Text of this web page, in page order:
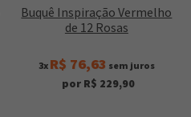
Buquê Inspiração Vermelho
de 12 Rosas
3x R$ 76,63 sem juros
por R$ 229,90